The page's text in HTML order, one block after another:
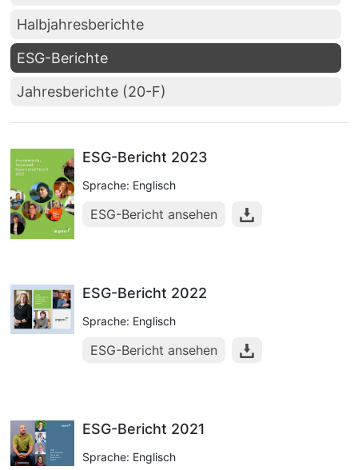
Halbjahresberichte
ESG-Berichte
Jahresberichte (20-F)
ESG-Bericht 2023
Sprache: Englisch
ESG-Bericht ansehen
ESG-Bericht 2022
Sprache: Englisch
ESG-Bericht ansehen
ESG-Bericht 2021
Sprache: Englisch